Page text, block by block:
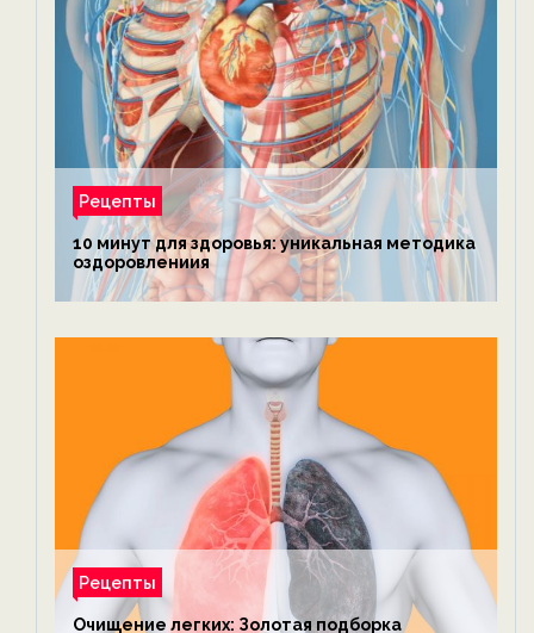
Рецепты
10 минут для здоровья: уникальная методика
оздоровлениия
Рецепты
Очищение легких: Золотая подборка